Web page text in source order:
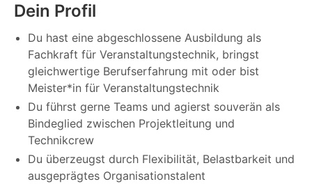
Dein Profil
Du hast eine abgeschlossene Ausbildung als
Fachkraft für Veranstaltungstechnik, bringst
gleichwertige Berufserfahrung mit oder bist
Meister*in für Veranstaltungstechnik
Du führst gerne Teams und agierst souverän als
Bindeglied zwischen Projektleitung und
Technikcrew
Du überzeugst durch Flexibilität, Belastbarkeit und
ausgeprägtes Organisationstalent